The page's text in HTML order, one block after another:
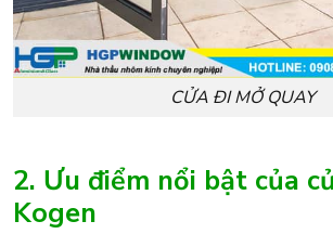
CỬA ĐI MỞ QUAY
2. Ưu điểm nổi bật của
Kogen